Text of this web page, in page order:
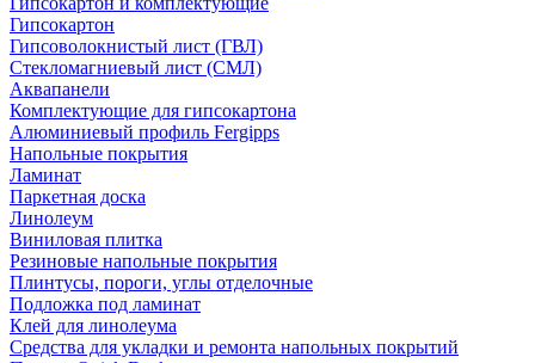
Гипсокартон
Гипсоволокнистый лист (ГВЛ)
Стекломагниевый лист (СМЛ)
Аквапанели
Комплектующие для гипсокартона
Алюминиевый профиль Fergipps
Напольные покрытия
Ламинат
Паркетная доска
Линолеум
Виниловая плитка
Резиновые напольные покрытия
Плинтусы, пороги, углы отделочные
Подложка под ламинат
Клей для линолеума
Средства для укладки и ремонта напольных покрытий